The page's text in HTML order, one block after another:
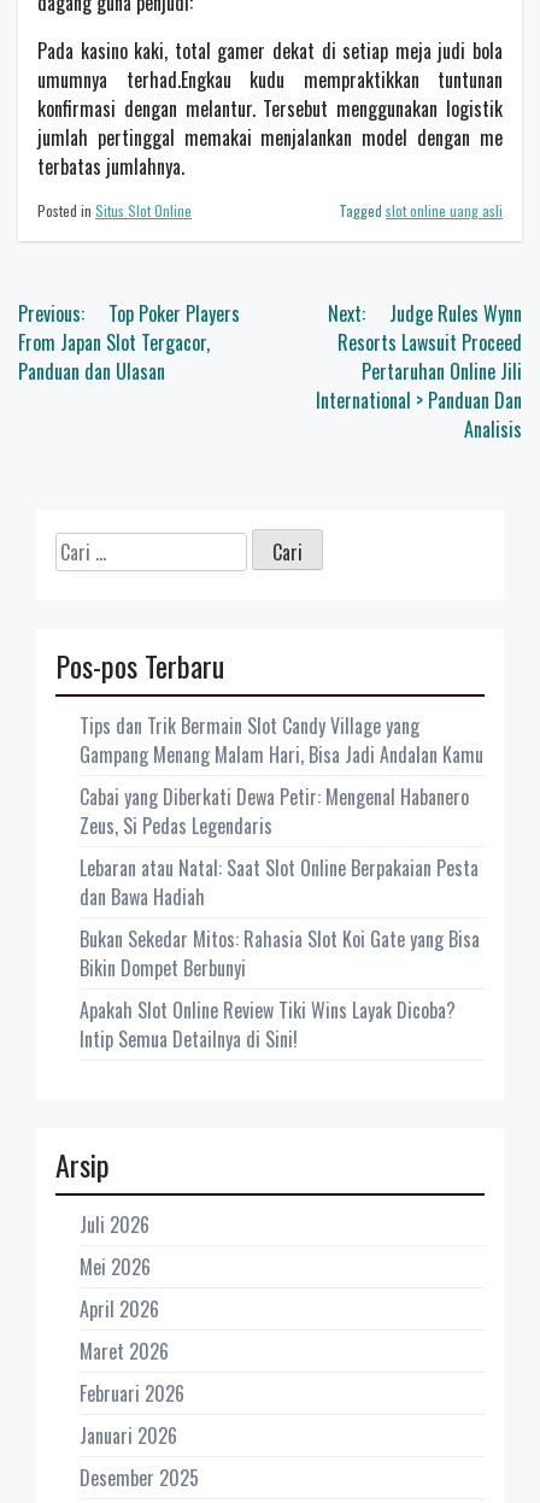
Pada kasino kaki, total gamer dekat di setiap meja judi bola
umumnya terhad.Engkau kudu mempraktikkan tuntunan
konfirmasi dengan melantur. Tersebut menggunakan logistik
jumlah pertinggal memakai menjalankan model dengan me
terbatas jumlahnya.
Posted in Situs Slot Online Tagged slot online uang asli
Navigasi
pos
Previous:
Top Poker Players
From Japan Slot Tergacor,
Panduan dan Ulasan
Next:
Judge Rules Wynn
Resorts Lawsuit Proceed
Pertaruhan Online Jili
International > Panduan Dan
Analisis
Cari
untuk:
Pos-pos Terbaru
Tips dan Trik Bermain Slot Candy Village yang
Gampang Menang Malam Hari, Bisa Jadi Andalan Kamu
Cabai yang Diberkati Dewa Petir: Mengenal Habanero
Zeus, Si Pedas Legendaris
Lebaran atau Natal: Saat Slot Online Berpakaian Pesta
dan Bawa Hadiah
Bukan Sekedar Mitos: Rahasia Slot Koi Gate yang Bisa
Bikin Dompet Berbunyi
Apakah Slot Online Review Tiki Wins Layak Dicoba?
Intip Semua Detailnya di Sini!
Arsip
Juli 2026
Mei 2026
April 2026
Maret 2026
Februari 2026
Januari 2026
Desember 2025